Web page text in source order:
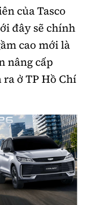
của Tasco
đây sẽ chính
cao mới là
nâng cấp
ở TP Hồ Chí